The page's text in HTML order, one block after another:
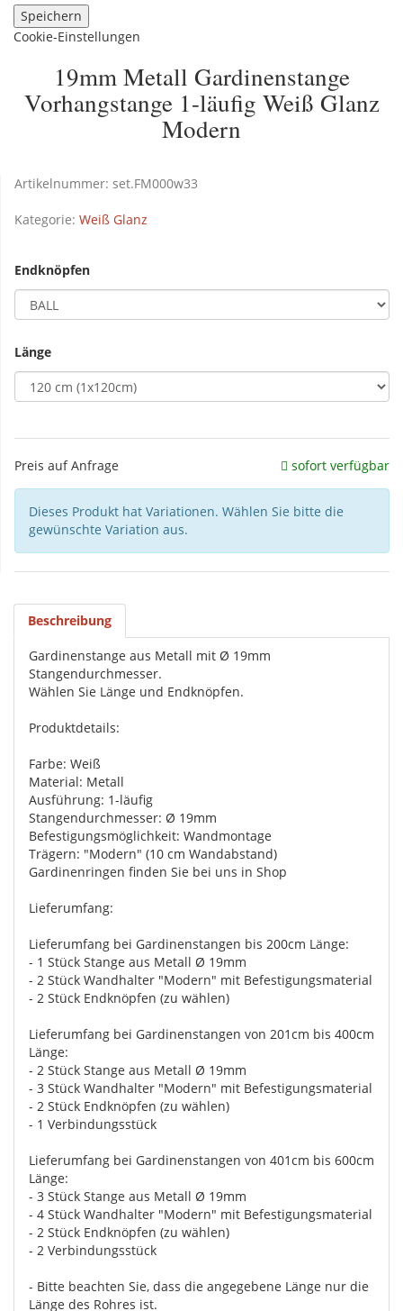
Speichern
Cookie-Einstellungen
19mm Metall Gardinenstange
Vorhangstange 1-läufig Weiß Glanz
Modern
Artikelnummer: set.FM000w33
Kategorie: Weiß Glanz
Endknöpfen
Länge
Preis auf Anfrage sofort verfügbar
Dieses Produkt hat Variationen. Wählen Sie bitte die
gewünschte Variation aus.
Beschreibung
Gardinenstange aus Metall mit Ø 19mm
Stangendurchmesser.
Wählen Sie Länge und Endknöpfen.
Produktdetails:
Farbe: Weiß
Material: Metall
Ausführung: 1-läufig
Stangendurchmesser: Ø 19mm
Befestigungsmöglichkeit: Wandmontage
Trägern: "Modern" (10 cm Wandabstand)
Gardinenringen finden Sie bei uns in Shop
Lieferumfang:
Lieferumfang bei Gardinenstangen bis 200cm Länge:
- 1 Stück Stange aus Metall Ø 19mm
- 2 Stück Wandhalter "Modern" mit Befestigungsmaterial
- 2 Stück Endknöpfen (zu wählen)
Lieferumfang bei Gardinenstangen von 201cm bis 400cm
Länge:
- 2 Stück Stange aus Metall Ø 19mm
- 3 Stück Wandhalter "Modern" mit Befestigungsmaterial
- 2 Stück Endknöpfen (zu wählen)
- 1 Verbindungsstück
Lieferumfang bei Gardinenstangen von 401cm bis 600cm
Länge:
- 3 Stück Stange aus Metall Ø 19mm
- 4 Stück Wandhalter "Modern" mit Befestigungsmaterial
- 2 Stück Endknöpfen (zu wählen)
- 2 Verbindungsstück
- Bitte beachten Sie, dass die angegebene Länge nur die
Länge des Rohres ist.